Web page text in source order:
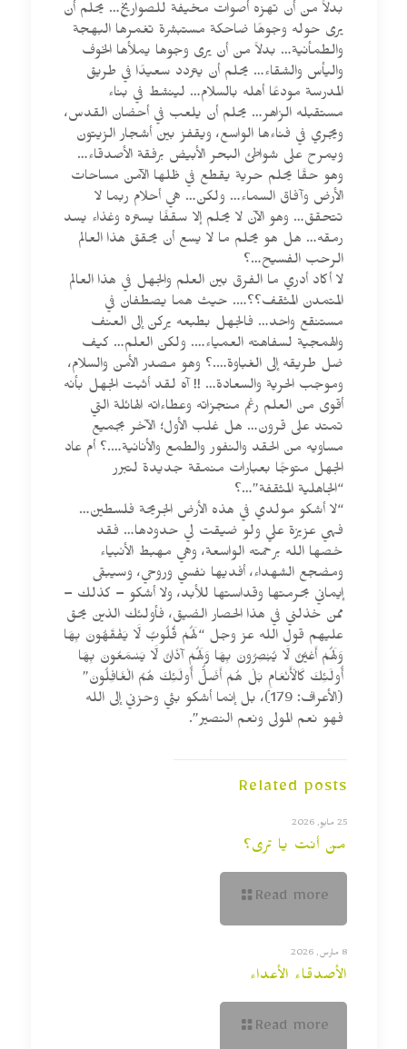
بدلاً من أن تهزه أصوات مخيفة للصواريخ… يحلم أن
يرى حوله وجوهًا ضاحكة مستبشرة تغمرها البهجة
والطمأنية… بدلاً من أن يرى وجوها يملأها الخوف
واليأس والشقاء… يحلم أن يتردد سعيدًا في طريق
المدرسة مودعًا أهله بالسلام… لينشط في بناء
مستقبله الزاهر… يحلم أن يلعب في أحضان القدس،
ويجري في فناءها الواسع، ويقفز بين أشجار الزيتون
ويمرح على شواطئ البحر الأبيض برفقة الأصدقاء…
وهو حقًا يحلم حرية يقطع في ظلها الآمن مساحات
الأرض وآفاق السماء… ولكن… هي أحلام ربما لا
تتحقق… وهو الآن لا يحلم إلا سقفًا يستره وغذاء يسد
رمقه… هل هو يحلم ما لا يسع أن يحقق هذا العالم
الرحب الفسيح…؟
لا أكاد أدري ما الفرق بين العلم والجهل في هذا العالم
المتمدن المثقف؟؟…. حيث هما يصطفان في
مستنقع واحد… فالجهل بطبعه يركن إلى العنف
والهمجية لسفاهته العمياء…. ولكن العلم… كيف
ضل طريقه إلى الغباوة….؟ وهو مصدر الأمن والسلام،
وموجب الحرية والسعادة… !! آه لقد أثبت الجهل بأنه
أقوى من العلم رغم منجزاته وعطاءاته الهائلة التي
تمتد على قرون… هل غلب الأول؛ الآخر بجميع
مساويه من الحقد والنفور والطمع والأنانية….؟ أم عاد
الجهل متوجًا بعبارات منمقة جديدة لتبرر
“الجاهلية المثقفة”…؟
“لا أشكو مولدي في هذه الأرض الجريحة فلسطين…
فهي عزيزة علي ولو ضيقت لي حدودها… فقد
خصها الله برحمته الواسعة، وهي مهبط الأنبياء
ومضجع الشهداء، أفديها نفسي وروحي، وسيبقى
إيماني بحرمتها وقداستها للأبد، ولا أشكو – كذلك –
ممن خذلني في هذا الحصار الضيق، فأولئك الذين يحق
عليهم قول الله عز وجل “لَهُمْ قُلُوبٌ لَّا يَفْقَهُونَ بِهَا
وَلَهُمْ أَعْيُنٌ لَّا يُبْصِرُونَ بِهَا وَلَهُمْ آذَانٌ لَّا يَسْمَعُونَ بِهَا
أُولَئِكَ كَالْأَنْعَامِ بَلْ هُمْ أَضَلُّ أُولَئِكَ هُمُ الْغَافِلُونَ”
(الأعراف: 179)، بل إنما أشكو بثي وحزني إلى الله
فهو نعم المولى ونعم النصير”.
Related posts
25 مايو, 2026
من أنت يا ترى؟
Read more
8 مارس, 2026
الأصدقاء الأعداء
Read more